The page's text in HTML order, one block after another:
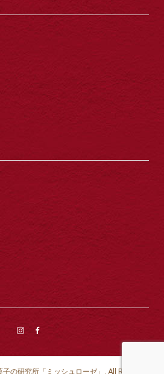
子の研究所「ミッシュローゼ」. All Rights